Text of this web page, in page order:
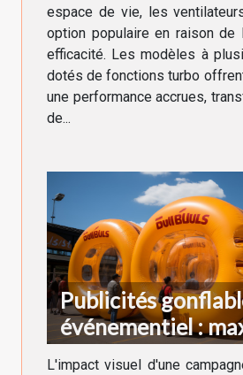
espace de vie, les
option populaire en raison
efficacité. Les modèles à
dotés de fonctions turbo
une performance accrues,
de...
Publicités
événementiel :
visibilité
L'impact visuel d'une